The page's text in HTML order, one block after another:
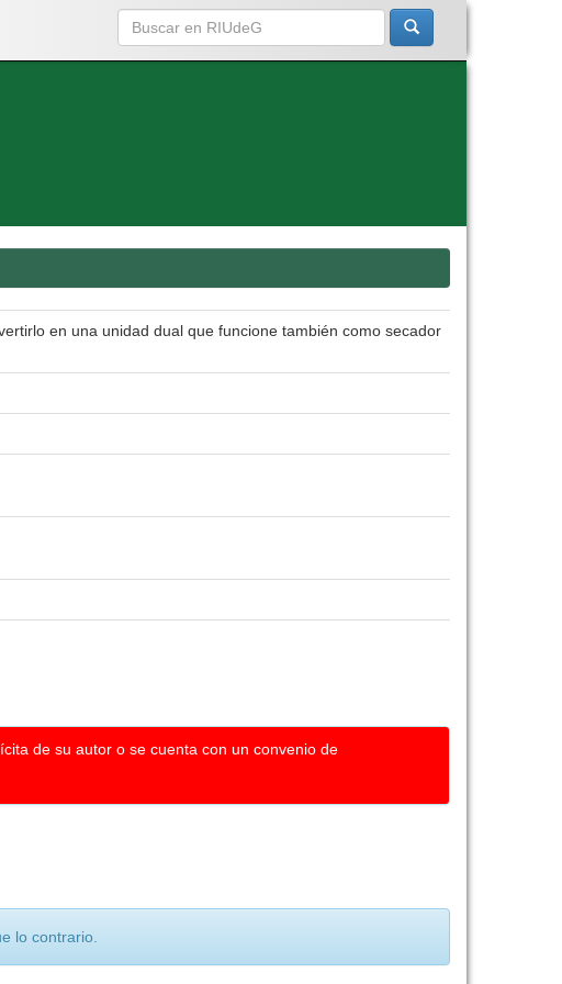
en una unidad dual que funcione también como secador
de su autor o se cuenta con un convenio de
lo contrario.